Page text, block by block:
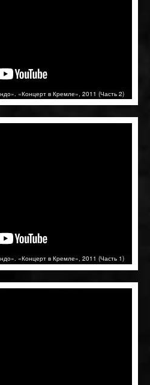
«Концерт в Кремле», 2011 (Часть 2)
«Концерт в Кремле», 2011 (Часть 1)